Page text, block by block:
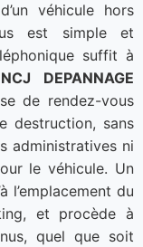
véhicule hors
est simple et
suffit à
NCJ DEPANNAGE
de rendez-vous
destruction, sans
administratives ni
le véhicule. Un
l’emplacement du
et procède à
quel que soit